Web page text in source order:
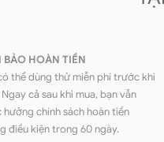
HOÀN TIỀN
thể dùng thử miễn phí trước khi
Ngay cả sau khi mua, bạn vẫn
chính sách hoàn tiền
điều kiện trong 60 ngày.